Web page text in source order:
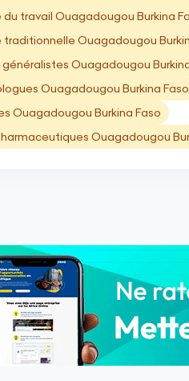
travail Ouagadougou Burkina
Ouagadougou
Ouagadougou
Ouagadougou Burkina Faso
Ouagadougou Burkina Faso
Ouagadougou